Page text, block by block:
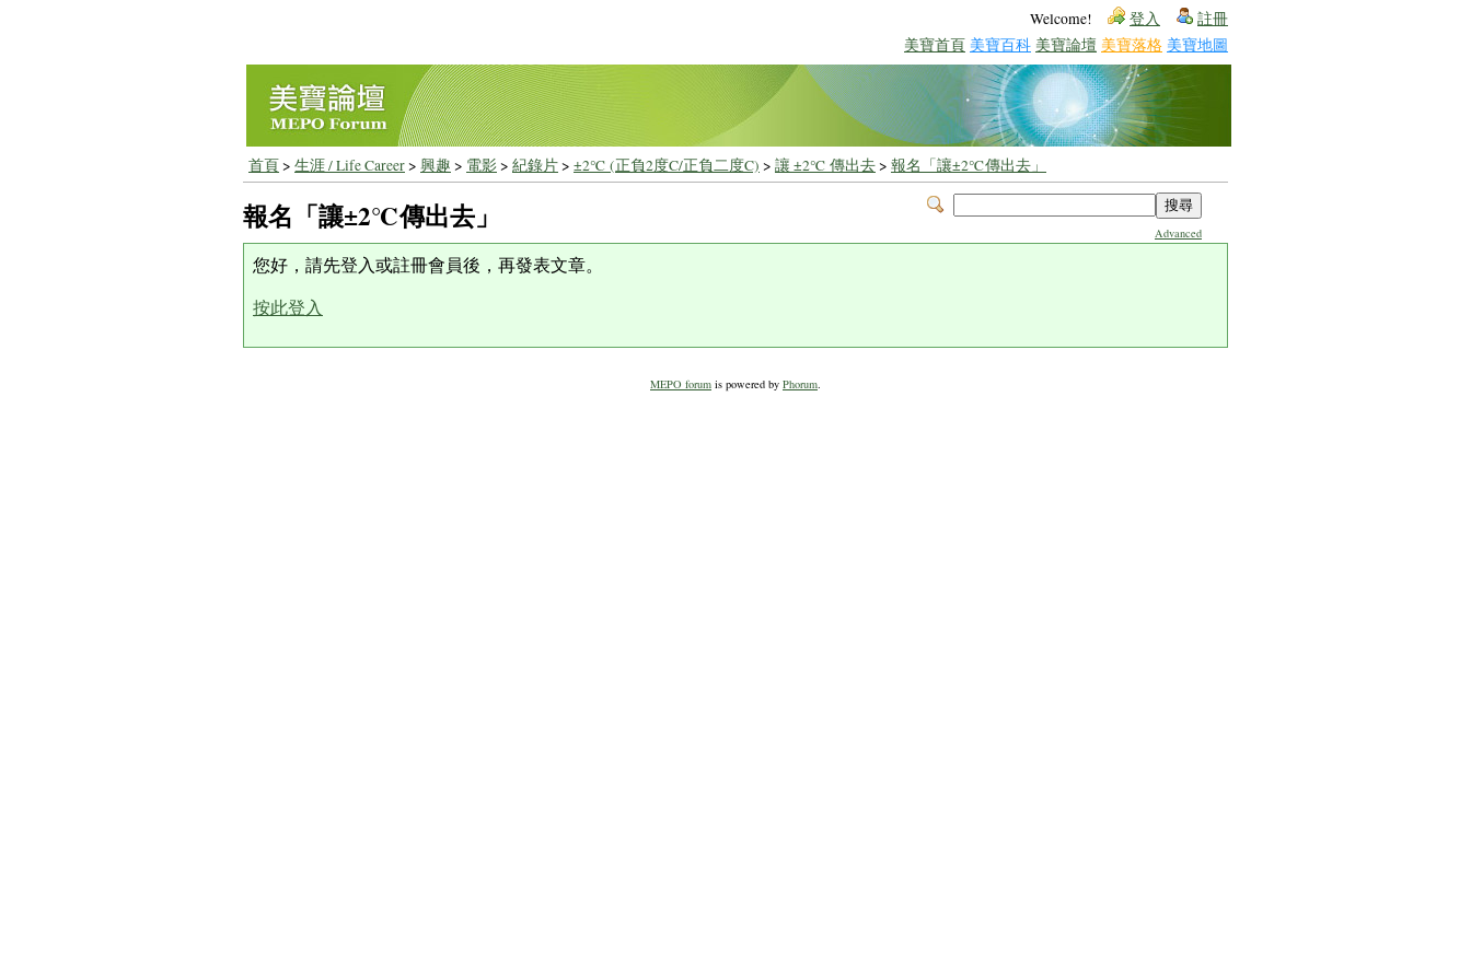
Welcome! 登入 註冊
美寶首頁 美寶百科 美寶論壇 美寶落格 美寶地圖
首頁> 生涯 / Life Career> 興趣 > 電影> 紀錄片> ±2℃ (正負2度C/正負二度C) > 讓 ±2℃ 傳出去> 報名「讓±2℃傳出去」
Advanced
報名「讓±2℃傳出去」
您好，請先登入或註冊會員後，再發表文章。
按此登入
MEPO forum is powered by Phorum.